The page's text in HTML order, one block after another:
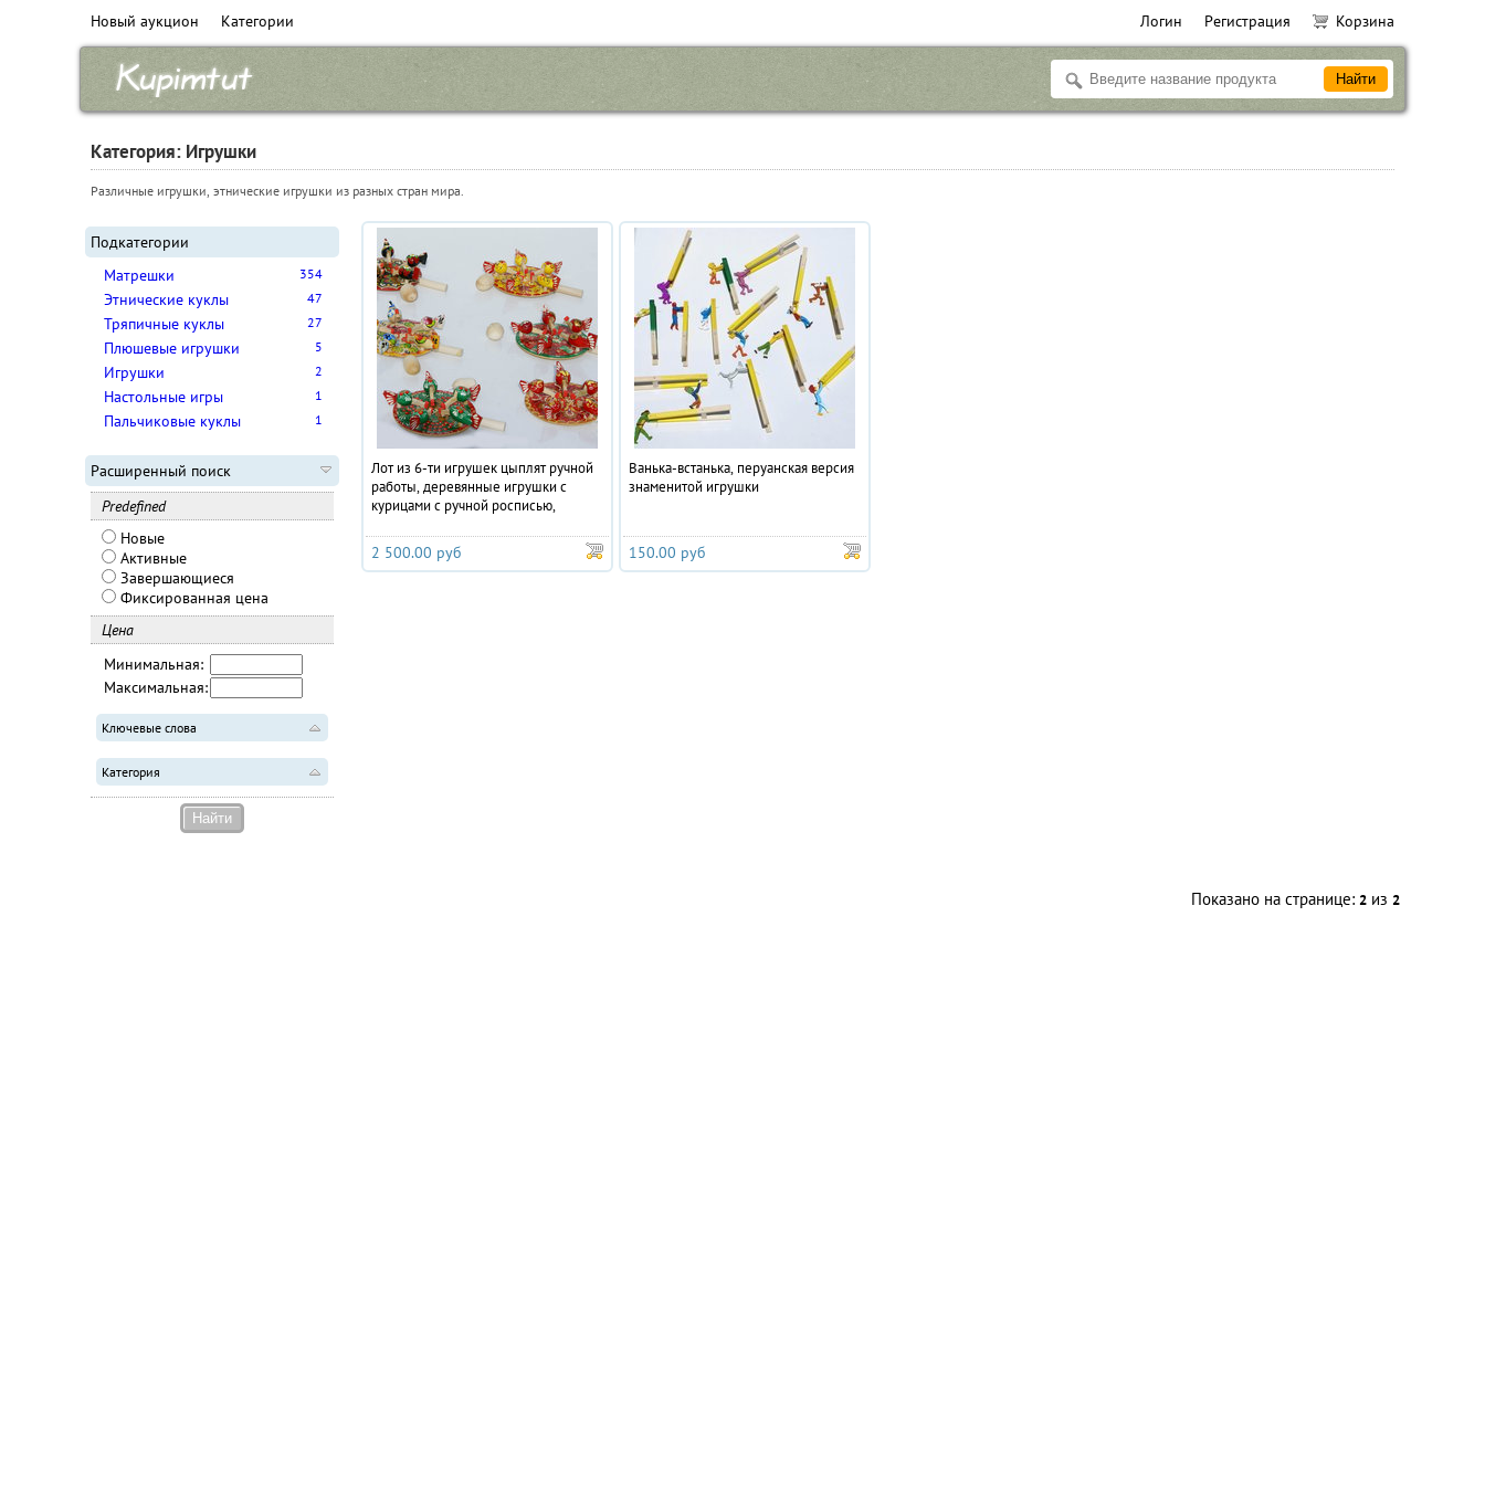
Новый аукцион Категории Логин Регистрация Корзина
Категория: Игрушки
Различные игрушки, этнические игрушки из разных стран мира.
Подкатегории
Матрешки
354
Этнические куклы 47
Тряпичные куклы 27
Плюшевые игрушки 5
Игрушки 2
Настольные игры 1
Пальчиковые куклы 1
Расширенный поиск
Predefined
Новые
Активные
Завершающиеся
Фиксированная цена
Цена
Минимальная:
Максимальная:
Ключевые слова
Категория
Лот из 6-ти игрушек цыплят ручной
работы, деревянные игрушки с
курицами с ручной росписью,
2 500.00 руб
Ванька-встанька, перуанская версия
знаменитой игрушки
150.00 руб
Показано на странице: 2 из 2